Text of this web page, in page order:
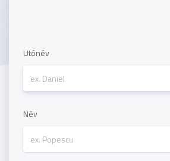
Utónév
Név